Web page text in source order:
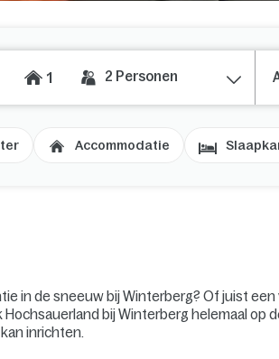
1 2 Personen
Accommodatie
in de sneeuw bij Winterberg? Of juist
Hochsauerland bij Winterberg helemaal
inrichten.